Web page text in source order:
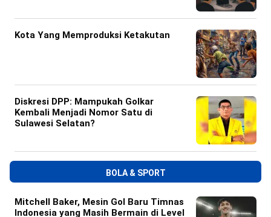
Kota Yang Memproduksi Ketakutan
Diskresi DPP: Mampukah Golkar
Kembali Menjadi Nomor Satu di
Sulawesi Selatan?
BOLA & SPORT
Mitchell Baker, Mesin Gol Baru Timnas
Indonesia yang Masih Bermain di Level